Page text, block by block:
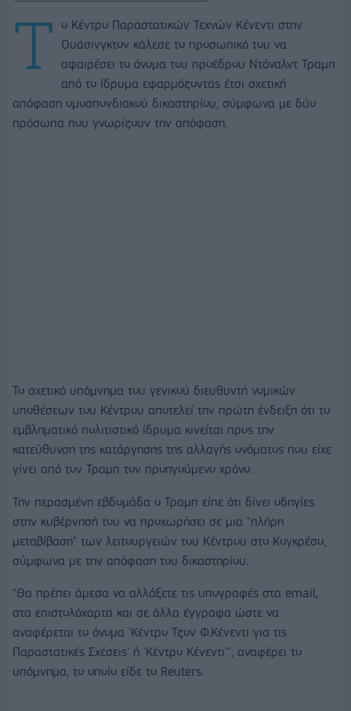
Τ
ο Κέντρο Παραστατικών Τεχνών Κένεντι στην
Ουάσινγκτον κάλεσε το προσωπικό του να
αφαιρέσει το όνομα του προέδρου Ντόναλντ Τραμπ
από το ίδρυμα εφαρμόζοντας έτσι σχετική
απόφαση ομοσπονδιακού δικαστηρίου, σύμφωνα με δύο
πρόσωπα που γνωρίζουν την απόφαση.
Το σχετικό υπόμνημα του γενικού διευθυντή νομικών
υποθέσεων του Κέντρου αποτελεί την πρώτη ένδειξη ότι το
εμβληματικό πολιτιστικό ίδρυμα κινείται προς την
κατεύθυνση της κατάργησης της αλλαγής ονόματος που είχε
γίνει από τον Τραμπ τον προηγούμενο χρόνο.
Την περασμένη εβδομάδα ο Τραμπ είπε ότι δίνει οδηγίες
στην κυβέρνησή του να προχωρήσει σε μια "πλήρη
μεταβίβαση" των λειτουργειών του Κέντρου στο Κογκρέσο,
σύμφωνα με την απόφαση του δικαστηρίου.
"Θα πρέπει άμεσα να αλλάξετε τις υπογραφές στα email,
στα επιστολόχαρτα και σε άλλα έγγραφα ώστε να
αναφέρεται το όνομα 'Κέντρο Τζον Φ.Κένεντι για τις
Παραστατικές Σχέσεις' ή 'Κέντρο Κένεντι'", αναφέρει το
υπόμνημα, το οποίο είδε το Reuters.